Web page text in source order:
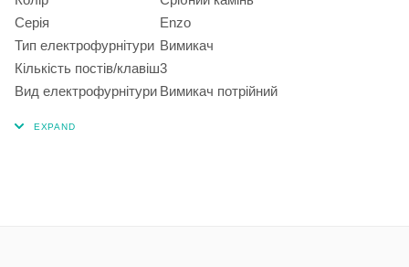
Серія
Enzo
Тип електрофурнітури Вимикач
Кількість постів/клавіш3
Вид електрофурнітури Вимикач потрійний